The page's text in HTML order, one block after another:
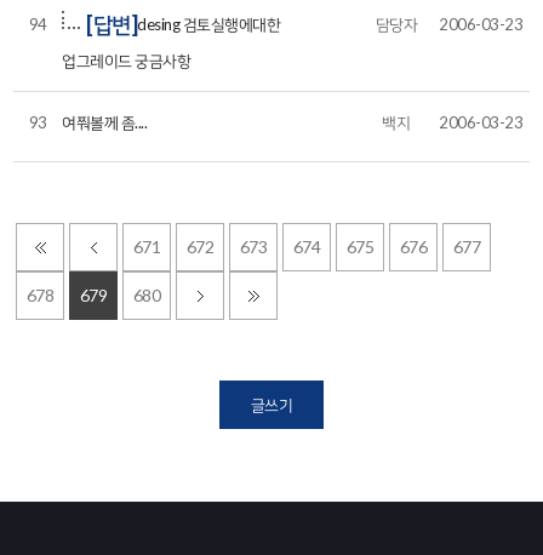
94 [답변]desing 검토실행에대한
업그레이드 궁금사항
담당자 2006-03-23
93 여쭤볼께 좀.... 백지 2006-03-23
671 672 673 674 675 676 677
678 679 680
글쓰기